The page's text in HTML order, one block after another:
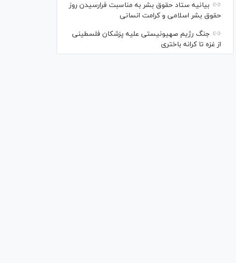
بیانیه ستاد حقوق بشر به مناسبت فرارسیدن روز
حقوق بشر اسلامی و کرامت انسانی
جنگ رژیم صهیونیستی علیه پزشکان فلسطینی
از غزه تا کرانه باختری